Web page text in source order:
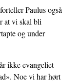
Paulus også
at vi skal bli
og under
ikke evangeliet
Noe vi har hørt